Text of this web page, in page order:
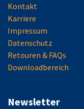
Kontakt
Karriere
Impressum
Datenschutz
Retouren & FAQs
Downloadbereich
Newsletter